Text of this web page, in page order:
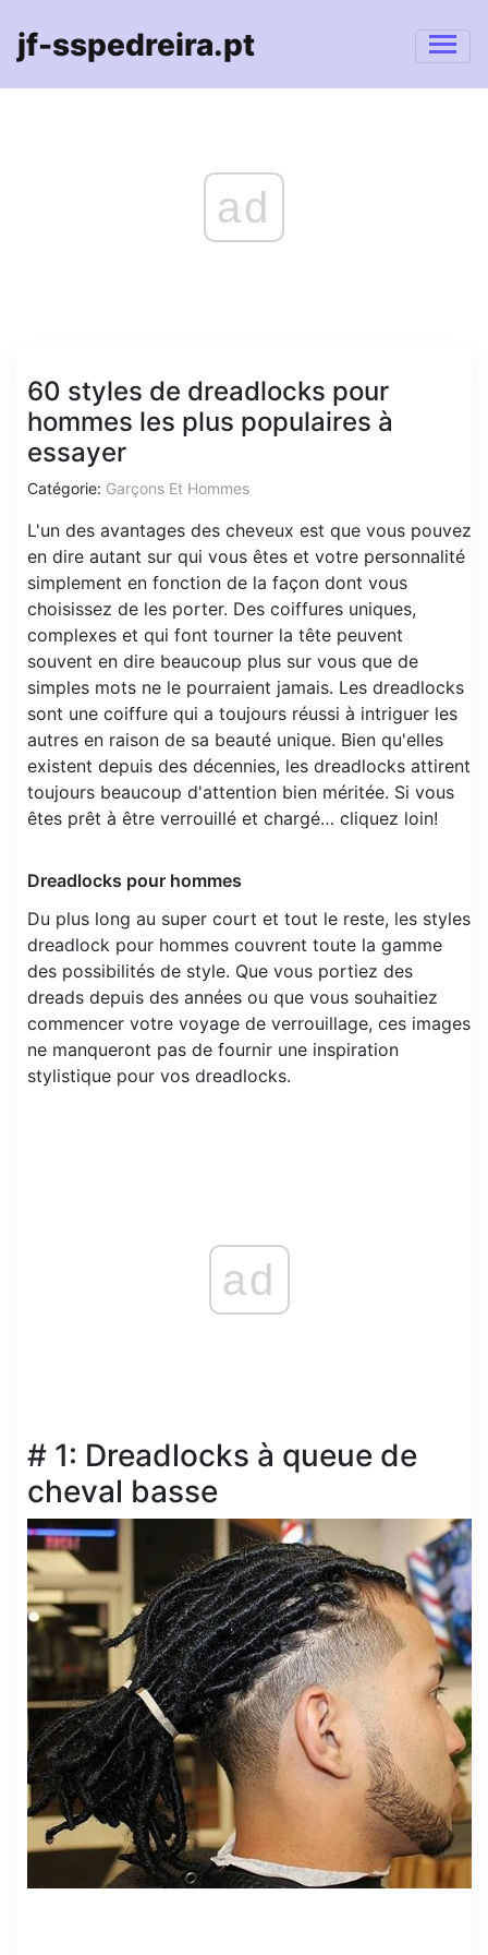
jf-sspedreira.pt
ad
60 styles de dreadlocks pour
hommes les plus populaires à
essayer
Catégorie: Garçons Et Hommes
L'un des avantages des cheveux est que vous pouvez
en dire autant sur qui vous êtes et votre personnalité
simplement en fonction de la façon dont vous
choisissez de les porter. Des coiffures uniques,
complexes et qui font tourner la tête peuvent
souvent en dire beaucoup plus sur vous que de
simples mots ne le pourraient jamais. Les dreadlocks
sont une coiffure qui a toujours réussi à intriguer les
autres en raison de sa beauté unique. Bien qu'elles
existent depuis des décennies, les dreadlocks attirent
toujours beaucoup d'attention bien méritée. Si vous
êtes prêt à être verrouillé et chargé… cliquez loin!
Dreadlocks pour hommes
Du plus long au super court et tout le reste, les styles
dreadlock pour hommes couvrent toute la gamme
des possibilités de style. Que vous portiez des
dreads depuis des années ou que vous souhaitiez
commencer votre voyage de verrouillage, ces images
ne manqueront pas de fournir une inspiration
stylistique pour vos dreadlocks.
ad
# 1: Dreadlocks à queue de
cheval basse